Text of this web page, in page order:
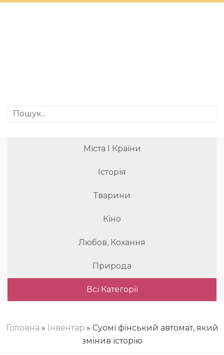
Міста І Країни
Історія
Тварини
Кіно
Любов, Кохання
Природа
Всі Категорії
Головна » Інвентар » Суомі фінський автомат, який
змінив історію